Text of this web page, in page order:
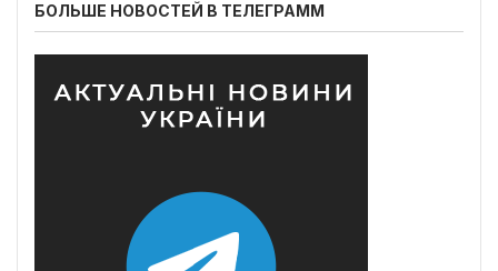
БОЛЬШЕ НОВОСТЕЙ В ТЕЛЕГРАММ